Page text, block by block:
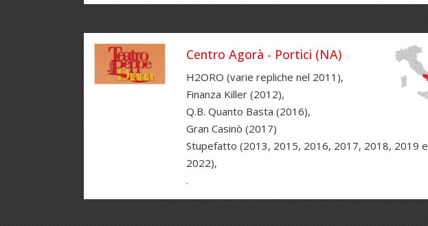
Centro Agorà - Portici (NA)
H2ORO (varie repliche nel 2011),
Finanza Killer (2012),
Q.B. Quanto Basta (2016),
Gran Casinò (2017)
Stupefatto (2013, 2015, 2016, 2017, 2018, 2019 e
2022),
.